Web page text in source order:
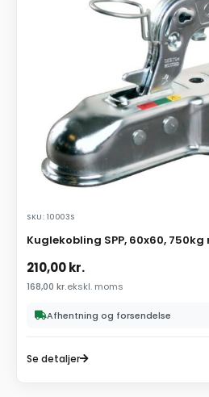
SKU: 10003S
Kuglekobling SPP, 60x60,
210,00kr.
168,00 kr.ekskl. moms
Afhentning og forsendelse
Se detaljer